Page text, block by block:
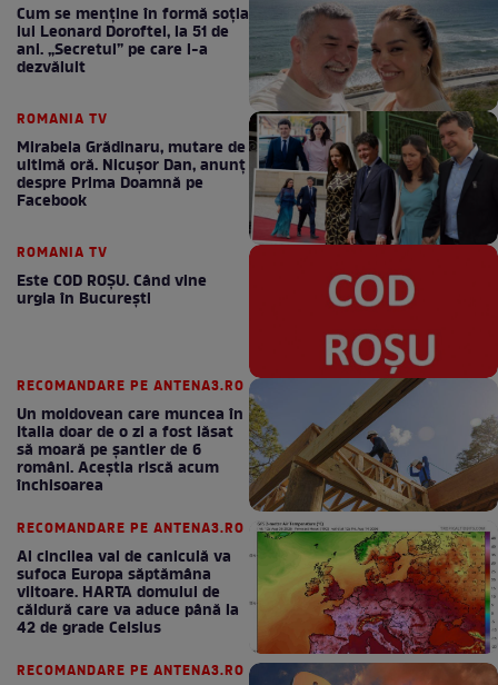
Cum se menţine în formă soţia
lui Leonard Doroftei, la 51 de
ani. „Secretul” pe care l-a
dezvăluit
ROMANIA TV
Mirabela Grădinaru, mutare de
ultimă oră. Nicuşor Dan, anunţ
despre Prima Doamnă pe
Facebook
ROMANIA TV
Este COD ROŞU. Când vine
urgia în Bucureşti
RECOMANDARE PE ANTENA3.RO
Un moldovean care muncea în
Italia doar de o zi a fost lăsat
să moară pe şantier de 6
români. Aceștia riscă acum
închisoarea
RECOMANDARE PE ANTENA3.RO
Al cincilea val de caniculă va
sufoca Europa săptămâna
viitoare. HARTA domului de
căldură care va aduce până la
42 de grade Celsius
RECOMANDARE PE ANTENA3.RO